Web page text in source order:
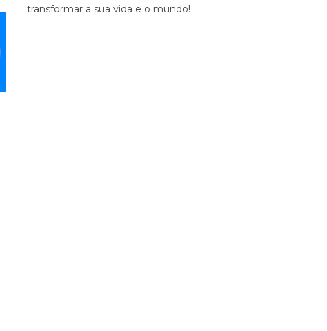
transformar a sua vida e o mundo!